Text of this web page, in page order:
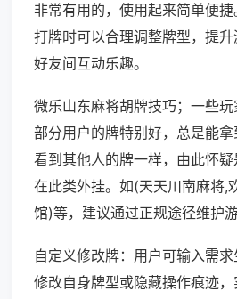
非常有用的，使用起来简单便
打牌时可以合理调整牌型，提
好友间互动乐趣。
微乐山东麻将胡牌技巧；一些
部分用户的牌特别好，总是能
看到其他人的牌一样，由此怀
在此类外挂。如(天天川南麻将,
馆)等，建议通过正规途径维护游
自定义修改牌：用户可输入需求
修改自身牌型或隐藏操作痕迹，